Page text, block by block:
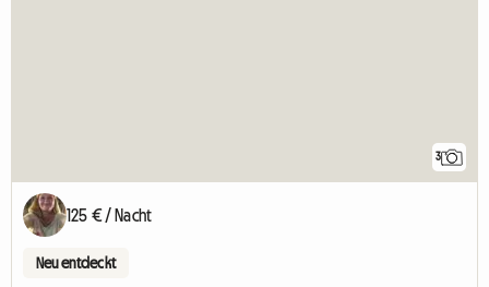
3
125 € / Nacht
Neu entdeckt